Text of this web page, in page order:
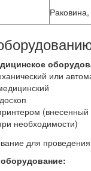
или
необходимости)